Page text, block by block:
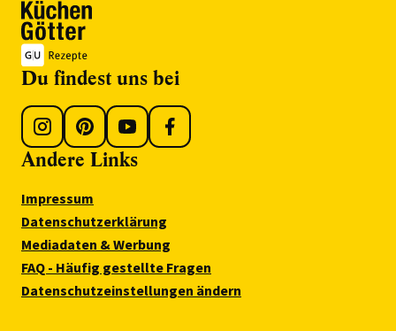
Du findest uns bei
Andere Links
Impressum
Datenschutzerklärung
Mediadaten & Werbung
FAQ - Häufig gestellte Fragen
Datenschutzeinstellungen ändern